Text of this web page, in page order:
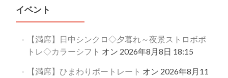
イベント
【満席】日中シンクロ◇夕暮れ～夜景ストロボポ
トレ◇カラーシフト オン 2026年8月8日 18:15
【満席】ひまわりポートレート オン 2026年8月11